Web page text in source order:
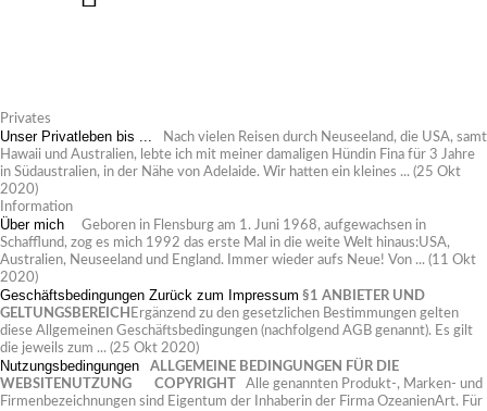
Privates
Unser Privatleben bis ...
Nach vielen Reisen durch Neuseeland, die USA, samt
Hawaii und Australien, lebte ich mit meiner damaligen Hündin Fina für 3 Jahre
in Südaustralien, in der Nähe von Adelaide. Wir hatten ein kleines ... (25 Okt
2020)
Information
Über mich
Geboren in Flensburg am 1. Juni 1968, aufgewachsen in
Schafflund, zog es mich 1992 das erste Mal in die weite Welt hinaus:USA,
Australien, Neuseeland und England. Immer wieder aufs Neue! Von ... (11 Okt
2020)
Geschäftsbedingungen Zurück zum Impressum §1 ANBIETER UND
GELTUNGSBEREICH Ergänzend zu den gesetzlichen Bestimmungen gelten
diese Allgemeinen Geschäftsbedingungen (nachfolgend AGB genannt). Es gilt
die jeweils zum ... (25 Okt 2020)
Nutzungsbedingungen
ALLGEMEINE BEDINGUNGEN FÜR DIE
WEBSITENUTZUNG
COPYRIGHT
Alle genannten Produkt-, Marken- und
Firmenbezeichnungen sind Eigentum der Inhaberin der Firma OzeanienArt. Für